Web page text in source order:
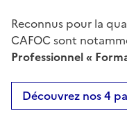
Reconnus pour la
CAFOC sont
Professionnel «
Découvrez nos 4